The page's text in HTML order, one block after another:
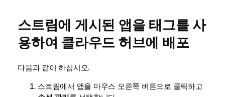
스트림에 게시된 앱을 태그를 사
용하여 클라우드 허브에 배포
다음과 같이 하십시오.
스트림에서 앱을 마우스 오른쪽 버튼으로 클릭하고